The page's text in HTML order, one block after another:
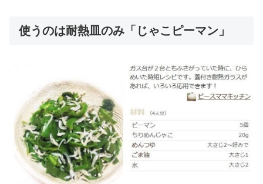
使うのは耐熱皿のみ「じゃこピーマン」